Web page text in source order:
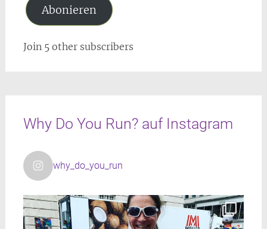
Abonieren
Join 5 other subscribers
Why Do You Run? auf Instagram
why_do_you_run